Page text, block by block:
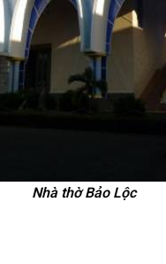
Nhà thờ Bảo Lộc